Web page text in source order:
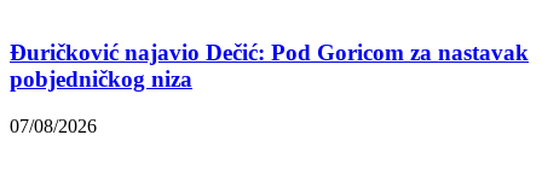
Đuričković najavio Dečić: Pod Goricom za nastavak
pobjedničkog niza
07/08/2026